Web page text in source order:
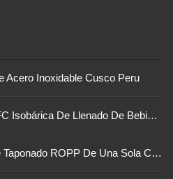
Acero Inoxidable Cusco Peru
Máquina Automática RFC Isobárica De Llenado De Bebidas Carbonatadas En Botellas De Vidrio Lima Peru
Máquina Automática De Taponado ROPP De Una Sola Cabeza Trujillo Peru